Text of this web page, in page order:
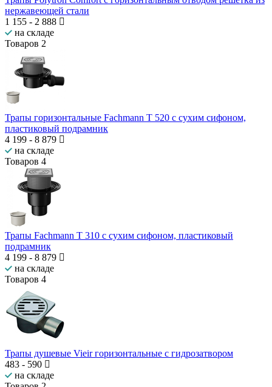
нержавеющей стали
1 155 - 2 888
на складе
Товаров 2
Трапы горизонтальные Fachmann T 520 с сухим сифоном,
пластиковый подрамник
4 199 - 8 879
на складе
Товаров 4
Трапы Fachmann T 310 с сухим сифоном, пластиковый
подрамник
4 199 - 8 879
на складе
Товаров 4
Трапы душевые Vieir горизонтальные с гидрозатвором
483 - 590
на складе